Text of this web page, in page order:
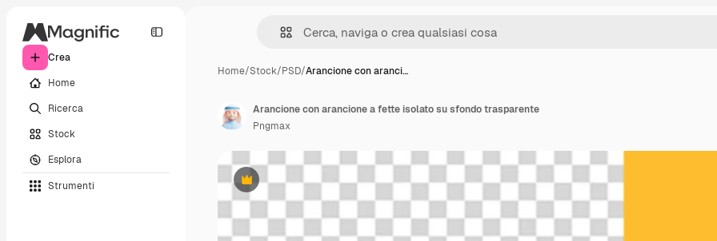
Crea
Home
Ricerca
Stock
Esplora
Strumenti
Home/Stock/PSD/Arancione con aranci…
Premium
Arancione con arancione a fette isolato su sfondo trasparente
Pngmax